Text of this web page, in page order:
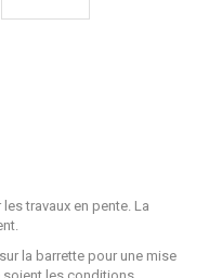
travaux en pente. La
la barrette pour une mise